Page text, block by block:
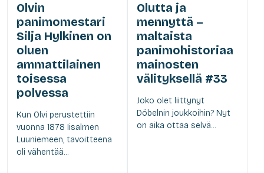
Olvin
panimomestari
Silja Hylkinen on
oluen
ammattilainen
toisessa
polvessa
Kun Olvi perustettiin
vuonna 1878 Iisalmen
Luuniemeen, tavoitteena
oli vähentää...
Olutta ja
mennyttä –
maltaista
panimohistoriaa
mainosten
välityksellä #33
Joko olet liittynyt
Döbelnin joukkoihin? Nyt
on aika ottaa selvä...